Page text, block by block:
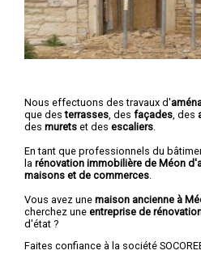
Nous effectuons des travaux d'
que desterrasses , des façades , des
des murets et des escaliers
En tant que professionnels du
la rénovation immobilière de Méon
maisons et de commerces
Vous avez une maison ancienne à
cherchez une entreprise de
d'état ?
Faites confiance à la société